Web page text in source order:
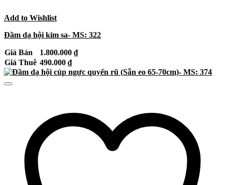
Add to Wishlist
Đầm dạ hội kim sa- MS: 322
Giá Bán 1.800.000 ₫
Giá Thuê 490.000 ₫